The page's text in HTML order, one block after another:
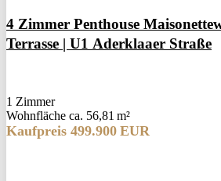
4 Zimmer Penthouse
Terrasse | U1 Aderklaaer Straße
1 Zimmer
Wohnfläche ca. 56,81 m²
Kaufpreis 499.900 EUR